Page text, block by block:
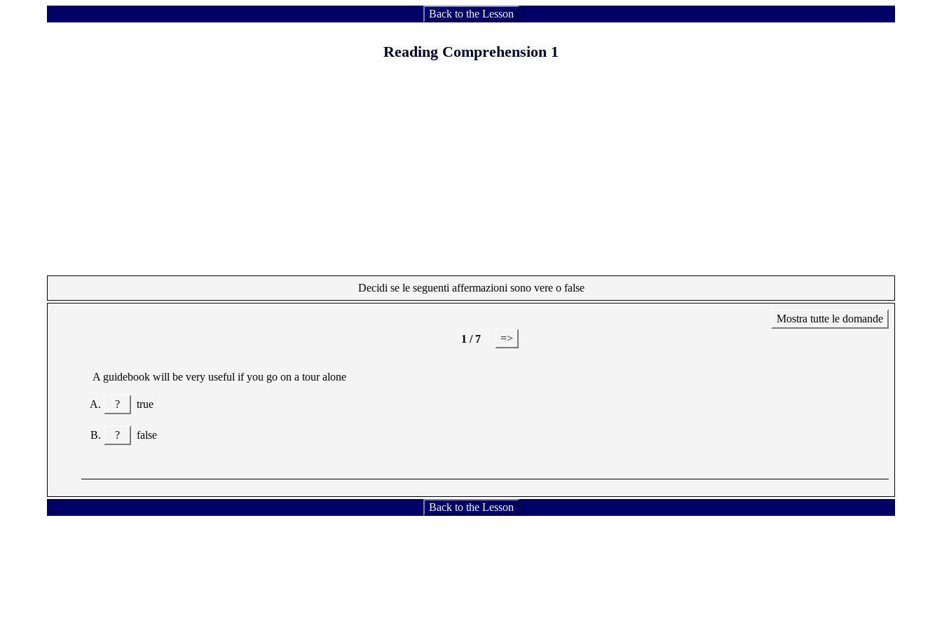
Back to the Lesson
Reading Comprehension 1
Decidi se le seguenti affermazioni sono vere o false
Mostra tutte le domande
1 / 7
=>
A guidebook will be very useful if you go on a tour alone
? true
? false
Back to the Lesson